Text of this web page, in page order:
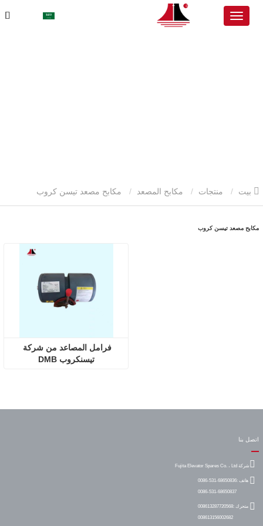
منتجات مكابح المصعد
مكابح مصعد تيسن كروب
تيسنكروب DMB
اتصل بنا
شركة Fujita Elevator Spares Co. ، Ltd
هاتف :0086-531-68650836
0086-531-68650837
متحرك :008613287720568
008613156002682